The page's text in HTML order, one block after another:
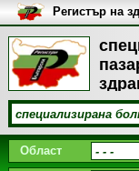
Регистър на
България
Област